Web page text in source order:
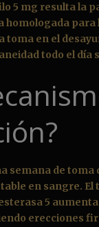
5 mg resulta la
homologada para
toma en el
todo el día
semana de toma
en sangre.
5
erecciones